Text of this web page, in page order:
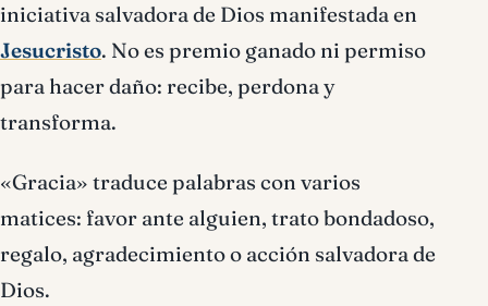
iniciativa salvadora de Dios manifestada en
Jesucristo. No es premio ganado ni permiso
para hacer daño: recibe, perdona y
transforma.
«Gracia» traduce palabras con varios
matices: favor ante alguien, trato bondadoso,
regalo, agradecimiento o acción salvadora de
Dios.